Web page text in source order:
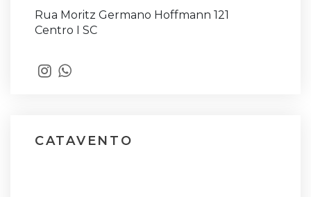
Rua Moritz Germano Hoffmann 121
Centro I SC
CATAVENTO